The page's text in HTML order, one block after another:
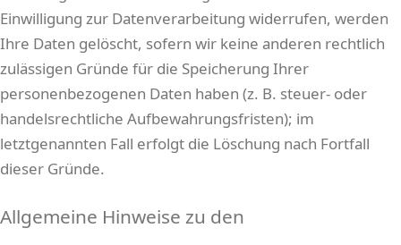
Einwilligung zur Datenverarbeitung widerrufen, werden
Ihre Daten gelöscht, sofern wir keine anderen rechtlich
zulässigen Gründe für die Speicherung Ihrer
personenbezogenen Daten haben (z. B. steuer- oder
handelsrechtliche Aufbewahrungsfristen); im
letztgenannten Fall erfolgt die Löschung nach Fortfall
dieser Gründe.
Allgemeine Hinweise zu den